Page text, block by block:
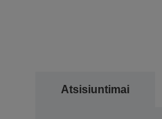
Atsisiuntimai